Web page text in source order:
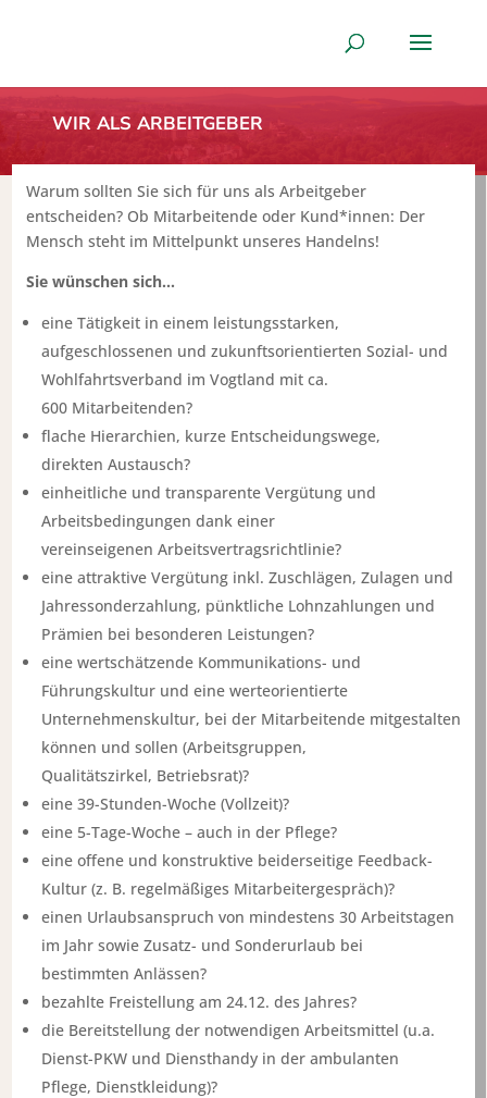
WIR ALS ARBEITGEBER
Warum sollten Sie sich für uns als Arbeitgeber
entscheiden? Ob Mitarbeitende oder Kund*innen: Der
Mensch steht im Mittelpunkt unseres Handelns!
Sie wünschen sich…
eine Tätigkeit in einem leistungsstarken,
aufgeschlossenen und zukunftsorientierten Sozial- und
Wohlfahrtsverband im Vogtland mit ca.
600 Mitarbeitenden?
flache Hierarchien, kurze Entscheidungswege,
direkten Austausch?
einheitliche und transparente Vergütung und
Arbeitsbedingungen dank einer
vereinseigenen Arbeitsvertragsrichtlinie?
eine attraktive Vergütung inkl. Zuschlägen, Zulagen und
Jahressonderzahlung, pünktliche Lohnzahlungen und
Prämien bei besonderen Leistungen?
eine wertschätzende Kommunikations- und
Führungskultur und eine werteorientierte
Unternehmenskultur, bei der Mitarbeitende mitgestalten
können und sollen (Arbeitsgruppen,
Qualitätszirkel, Betriebsrat)?
eine 39-Stunden-Woche (Vollzeit)?
eine 5-Tage-Woche – auch in der Pflege?
eine offene und konstruktive beiderseitige Feedback-
Kultur (z. B. regelmäßiges Mitarbeitergespräch)?
einen Urlaubsanspruch von mindestens 30 Arbeitstagen
im Jahr sowie Zusatz- und Sonderurlaub bei
bestimmten Anlässen?
bezahlte Freistellung am 24.12. des Jahres?
die Bereitstellung der notwendigen Arbeitsmittel (u.a.
Dienst-PKW und Diensthandy in der ambulanten
Pflege, Dienstkleidung)?